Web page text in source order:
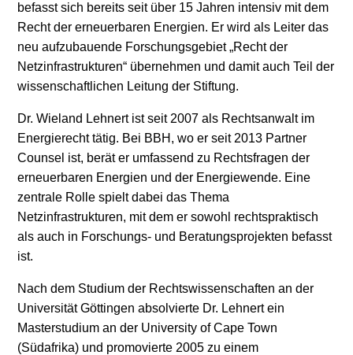
Stromerzeugung
Wärme
Wasserstoff
Bibliothek
Newsletter
Infomaterial
befasst sich bereits seit über 15 Jahren intensiv mit dem
Recht der erneuerbaren Energien. Er wird als Leiter das
neu aufzubauende Forschungsgebiet „Recht der
Netzinfrastrukturen“ übernehmen und damit auch Teil der
wissenschaftlichen Leitung der Stiftung.
Dr. Wieland Lehnert ist seit 2007 als Rechtsanwalt im
Energierecht tätig. Bei BBH, wo er seit 2013 Partner
Counsel ist, berät er umfassend zu Rechtsfragen der
erneuerbaren Energien und der Energiewende. Eine
zentrale Rolle spielt dabei das Thema
Netzinfrastrukturen, mit dem er sowohl rechtspraktisch
als auch in Forschungs- und Beratungsprojekten befasst
ist.
Nach dem Studium der Rechtswissenschaften an der
Universität Göttingen absolvierte Dr. Lehnert ein
Masterstudium an der University of Cape Town
(Südafrika) und promovierte 2005 zu einem